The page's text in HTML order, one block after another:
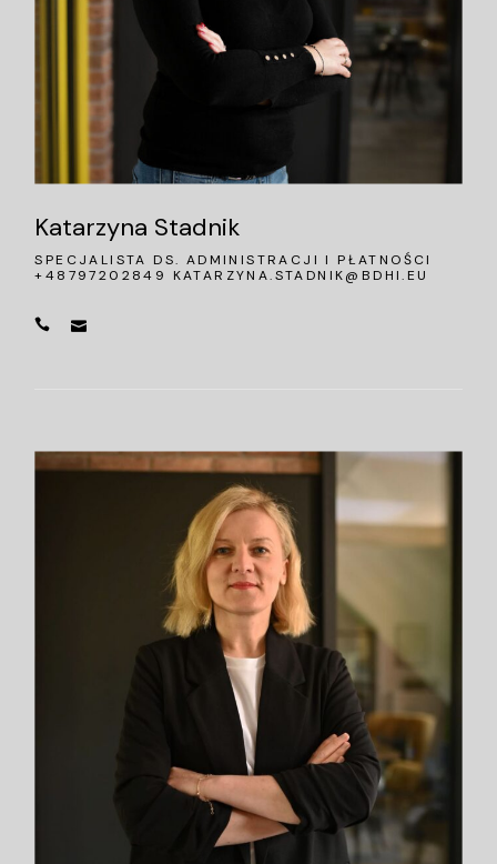
Katarzyna Stadnik
SPECJALISTA DS. ADMINISTRACJI I PŁATNOŚCI
+48797202849 KATARZYNA.STADNIK@BDHI.EU